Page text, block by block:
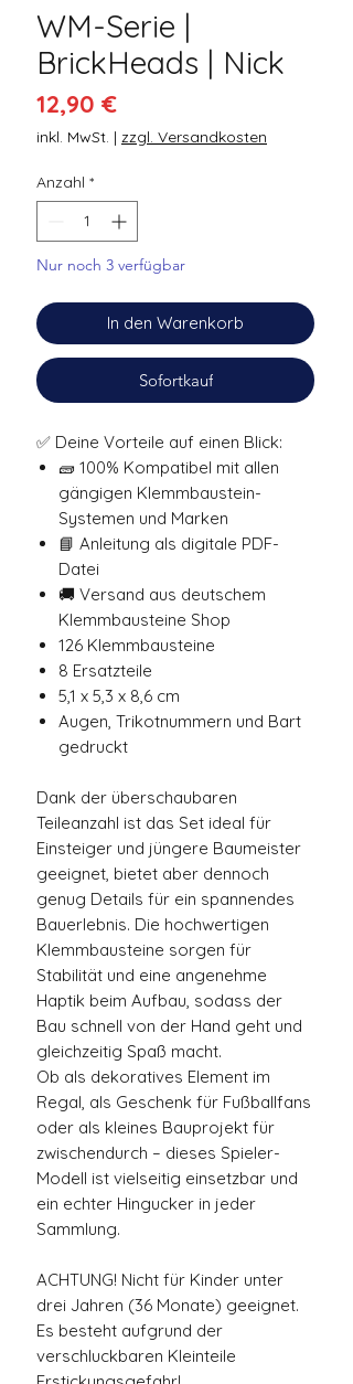
WM-Serie |
BrickHeads | Nick
12,90 €Preis
inkl. MwSt. | zzgl. Versandkosten
Anzahl *
Nur noch 3 verfügbar
In den Warenkorb
Sofortkauf
✅ Deine Vorteile auf einen Blick:
🧱 100% Kompatibel mit allen
gängigen Klemmbaustein-
Systemen und Marken
📘 Anleitung als digitale PDF-
Datei
🚚 Versand aus deutschem
Klemmbausteine Shop
126 Klemmbausteine
8 Ersatzteile
5,1 x 5,3 x 8,6 cm
Augen, Trikotnummern und Bart
gedruckt
Dank der überschaubaren
Teileanzahl ist das Set ideal für
Einsteiger und jüngere Baumeister
geeignet, bietet aber dennoch
genug Details für ein spannendes
Bauerlebnis. Die hochwertigen
Klemmbausteine sorgen für
Stabilität und eine angenehme
Haptik beim Aufbau, sodass der
Bau schnell von der Hand geht und
gleichzeitig Spaß macht.
Ob als dekoratives Element im
Regal, als Geschenk für Fußballfans
oder als kleines Bauprojekt für
zwischendurch – dieses Spieler-
Modell ist vielseitig einsetzbar und
ein echter Hingucker in jeder
Sammlung.
ACHTUNG! Nicht für Kinder unter
drei Jahren (36 Monate) geeignet.
Es besteht aufgrund der
verschluckbaren Kleinteile